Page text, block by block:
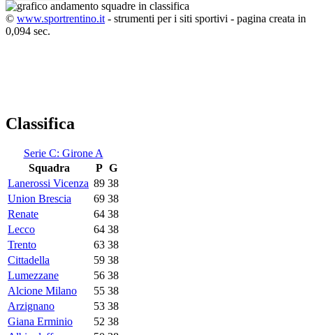
© www.sportrentino.it- strumenti per i siti sportivi - pagina creata in
0,094 sec.
Classifica
Serie C: Girone A
Squadra
P G
Lanerossi Vicenza 89 38
Union Brescia
69 38
Renate
64 38
Lecco
64 38
Trento
63 38
Cittadella
59 38
Lumezzane
56 38
Alcione Milano
55 38
Arzignano
53 38
Giana Erminio
52 38